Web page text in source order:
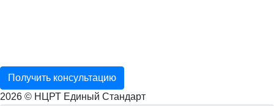
Получить консультацию
2026 © НЦРТ Единый Стандарт